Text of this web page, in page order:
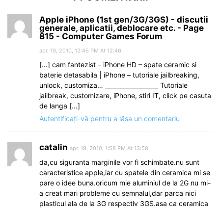
Apple iPhone (1st gen/3G/3GS) - discutii
generale, aplicatii, deblocare etc. - Page
815 - Computer Games Forum
apr. 19, 2010, 12:46 PM At 12:46
[…] cam fantezist – iPhone HD – spate ceramic si
baterie detasabila | iPhone – tutoriale jailbreaking,
unlock, customiza… __________________ Tutoriale
jailbreak, customizare, iPhone, stiri IT, click pe casuta
de langa […]
Autentificați-vă pentru a lăsa un comentariu
catalin apr. 19, 2010, 1:58 PM At 13:58
da,cu siguranta marginile vor fi schimbate.nu sunt
caracteristice apple,iar cu spatele din ceramica mi se
pare o idee buna.oricum mie aluminiul de la 2G nu mi-
a creat mari probleme cu semnalul,dar parca nici
plasticul ala de la 3G respectiv 3GS.asa ca ceramica